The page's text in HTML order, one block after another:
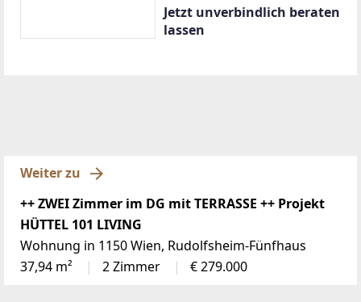
Jetzt unverbindlich beraten
lassen
Weiter zu
++ ZWEI Zimmer im DG mit TERRASSE ++ Projekt
HÜTTEL 101 LIVING
Wohnung in 1150 Wien, Rudolfsheim-Fünfhaus
37,94 m²
2 Zimmer € 279.000